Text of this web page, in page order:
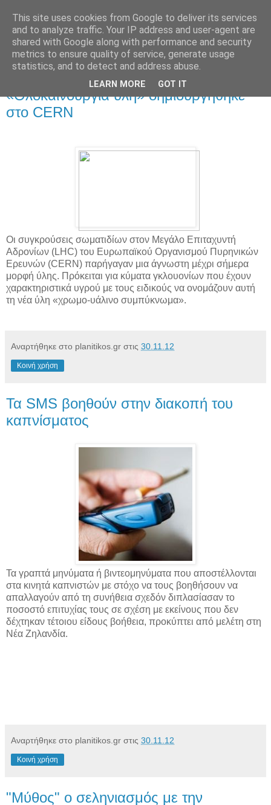
«Ολοκαίνουργια ύλη» δημιουργήθηκε
στο CERN
Οι συγκρούσεις σωματιδίων στον Μεγάλο Επιταχυντή
Αδρονίων (LHC) του Ευρωπαϊκού Οργανισμού Πυρηνικών
Ερευνών (CERN) παρήγαγαν μια άγνωστη μέχρι σήμερα
μορφή ύλης. Πρόκειται για κύματα γκλουονίων που έχουν
χαρακτηριστικά υγρού με τους ειδικούς να ονομάζουν αυτή
τη νέα ύλη «χρωμο-υάλινο συμπύκνωμα».
Αναρτήθηκε στο planitikos.gr στις 30.11.12
Κοινή χρήση
Τα SMS βοηθούν στην διακοπή του
καπνίσματος
Τα γραπτά μηνύματα ή βιντεομηνύματα που αποστέλλονται
στα κινητά καπνιστών με στόχο να τους βοηθήσουν να
απαλλαγούν από τη συνήθεια σχεδόν διπλασίασαν το
ποσοστό επιτυχίας τους σε σχέση με εκείνους που δεν
δέχτηκαν τέτοιου είδους βοήθεια, προκύπτει από μελέτη στη
Νέα Ζηλανδία.
Αναρτήθηκε στο planitikos.gr στις 30.11.12
Κοινή χρήση
"Μύθος" ο σεληνιασμός με την
This site uses cookies from Google to deliver its services
and to analyze traffic. Your IP address and user-agent are
shared with Google along with performance and security
metrics to ensure quality of service, generate usage
statistics, and to detect and address abuse.
LEARN MORE GOT IT